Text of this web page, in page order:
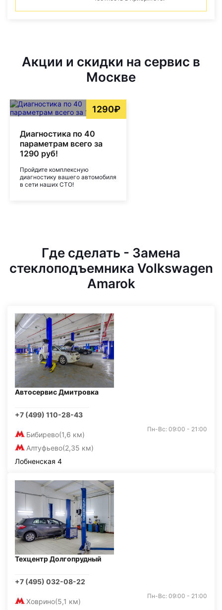
Акции и скидки на сервис в
Москве
1290₽
Диагностика по 40
параметрам всего за
1290 руб!
Пройдите комплексную
диагностику вашего автомобиля
в сети наших СТО!
Где сделать - Замена
стеклоподъемника Volkswagen
Amarok
Автосервис Дмитровка
+7 (499) 110-28-43
Бибирево(1,6 км)
Алтуфьево(2,35 км)
Пн-Вс: 09:00 - 21:00
Лобненская 4
Техцентр Долгопрудный
+7 (495) 032-08-22
Ховрино(5,1 км)
Пн-Вс: 09:00 - 21:00